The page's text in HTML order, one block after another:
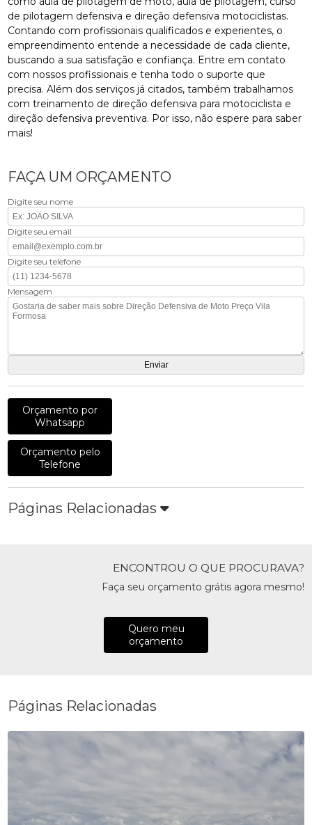
de pilotagem defensiva e direção defensiva motociclistas.
Contando com profissionais qualificados e experientes, o
empreendimento entende a necessidade de cada cliente,
buscando a sua satisfação e confiança. Entre em contato
com nossos profissionais e tenha todo o suporte que
precisa. Além dos serviços já citados, também trabalhamos
com treinamento de direção defensiva para motociclista e
direção defensiva preventiva. Por isso, não espere para saber
mais!
FAÇA UM ORÇAMENTO
Digite seu nome
Digite seu email
Digite seu telefone
Mensagem
Orçamento por
Whatsapp
Orçamento pelo
Telefone
Páginas Relacionadas
ENCONTROU O QUE PROCURAVA?
Faça seu orçamento grátis agora mesmo!
Quero meu
orçamento
Páginas Relacionadas